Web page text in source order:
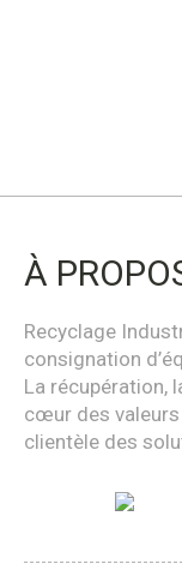
À
Recyclage
consignation
La récupération,
cœur des valeurs
clientèle des